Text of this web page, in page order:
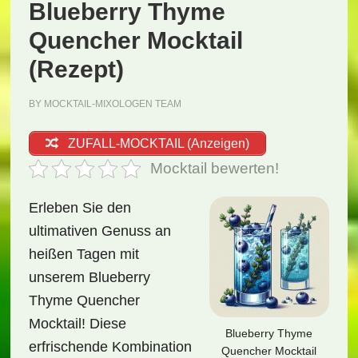
Blueberry Thyme
Quencher Mocktail
(Rezept)
BY MOCKTAIL-MIXOLOGEN TEAM
ZUFALL-MOCKTAIL (Anzeigen)
Mocktail bewerten!
Blueberry Thyme
Quencher Mocktail
Erleben Sie den
ultimativen Genuss an
heißen Tagen mit
unserem Blueberry
Thyme Quencher
Mocktail! Diese
erfrischende Kombination